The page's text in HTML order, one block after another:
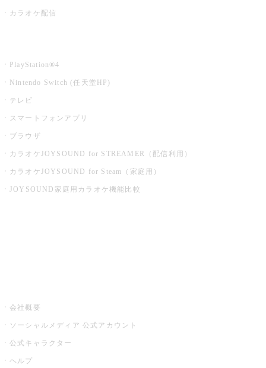
カラオケ配信
PlayStation®4
Nintendo Switch (任天堂HP)
テレビ
スマートフォンアプリ
ブラウザ
カラオケJOYSOUND for STREAMER（配信利用）
カラオケJOYSOUND for Steam（家庭用）
JOYSOUND家庭用カラオケ機能比較
会社概要
ソーシャルメディア 公式アカウント
公式キャラクター
ヘルプ